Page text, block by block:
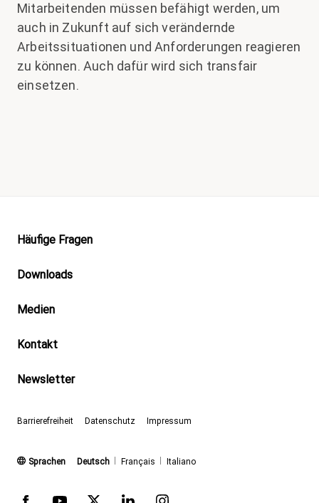
Mitarbeitenden müssen befähigt werden, um
auch in Zukunft auf sich verändernde
Arbeitssituationen und Anforderungen reagieren
zu können. Auch dafür wird sich transfair
einsetzen.
Footer
Häufige Fragen
Downloads
Medien
Kontakt
Newsletter
Barrierefreiheit Datenschutz Impressum
Sprachen Deutsch
(aktiv)
Français Italiano